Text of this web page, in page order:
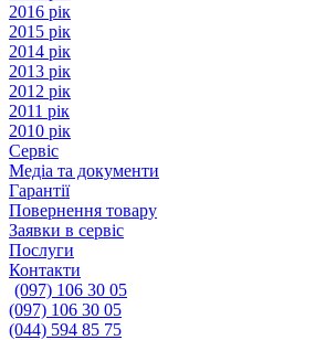
2016 рік
2015 рік
2014 рік
2013 рік
2012 рік
2011 рік
2010 рік
Сервіс
Медіа та документи
Гарантії
Повернення товару
Заявки в сервіс
Послуги
Контакти
(097) 106 30 05
(097) 106 30 05
(044) 594 85 75